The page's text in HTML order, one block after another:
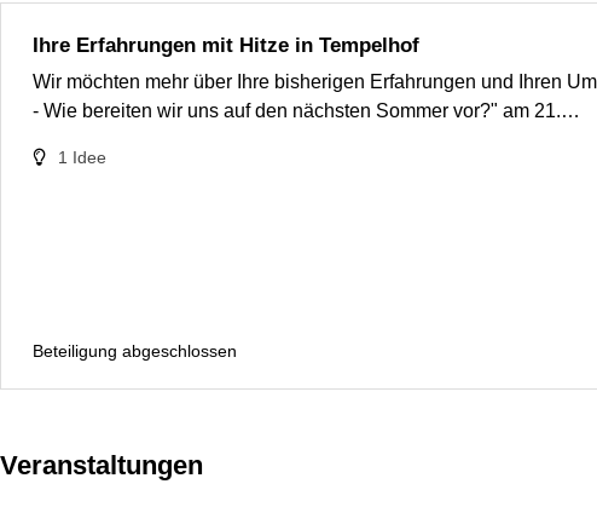
Ihre Erfahrungen mit Hitze in Tempelhof
Wir möchten mehr über Ihre bisherigen Erfahrungen und Ihren
- Wie bereiten wir uns auf den nächsten Sommer vor?" am 21.…
1 Idee
Beteiligung abgeschlossen
Veranstaltungen